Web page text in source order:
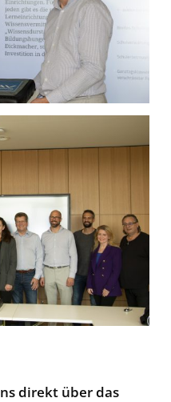
direkt über das